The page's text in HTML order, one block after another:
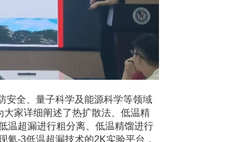
安全、量子科学及能源科学等领域
大家详细阐述了热扩散法、低温精
温超漏进行粗分离、低温精馏进行
-3低温超漏技术的2K实验平台，